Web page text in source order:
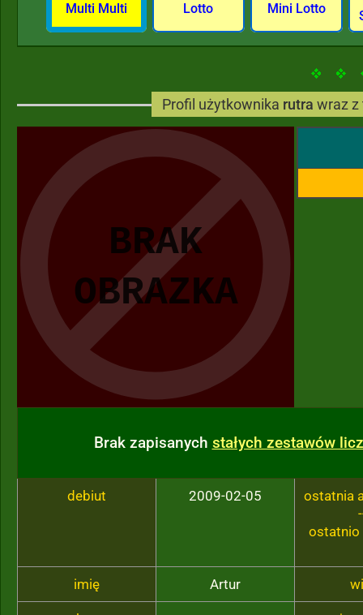
Multi Multi Lotto Mini Lotto
Profil użytkownika rutra wraz
Brak zapisanych stałych zestawów
debiut 2009-02-05
ostatnia
ostatnio
imię Artur